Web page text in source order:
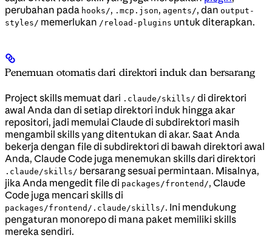
perubahan pada hooks/, .mcp.json, agents/, dan output-
styles/ memerlukan /reload-plugins untuk diterapkan.
Penemuan otomatis dari direktori induk dan bersarang
Project skills memuat dari .claude/skills/ di direktori
awal Anda dan di setiap direktori induk hingga akar
repositori, jadi memulai Claude di subdirektori masih
mengambil skills yang ditentukan di akar. Saat Anda
bekerja dengan file di subdirektori di bawah direktori awal
Anda, Claude Code juga menemukan skills dari direktori
.claude/skills/ bersarang sesuai permintaan. Misalnya,
jika Anda mengedit file di packages/frontend/, Claude
Code juga mencari skills di
packages/frontend/.claude/skills/. Ini mendukung
pengaturan monorepo di mana paket memiliki skills
mereka sendiri.